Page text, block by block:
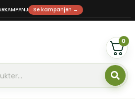
Se kampanjen →
0